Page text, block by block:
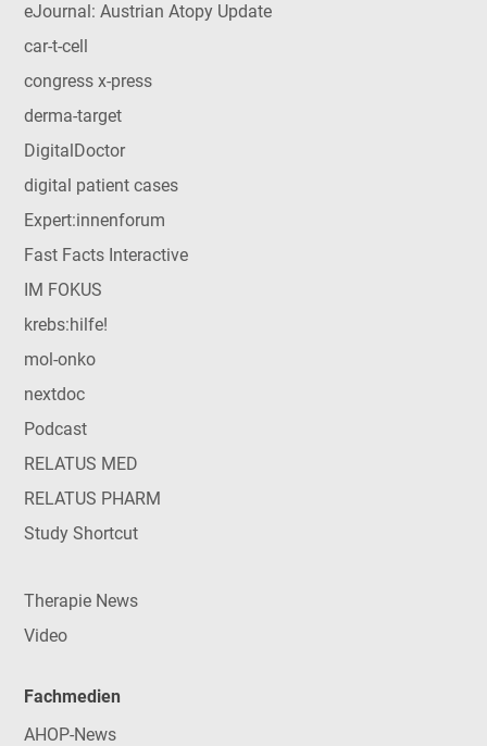
eJournal: Austrian Atopy Update
car-t-cell
congress x-press
derma-target
DigitalDoctor
digital patient cases
Expert:innenforum
Fast Facts Interactive
IM FOKUS
krebs:hilfe!
mol-onko
nextdoc
Podcast
RELATUS MED
RELATUS PHARM
Study Shortcut
Therapie News
Video
Fachmedien
AHOP-News